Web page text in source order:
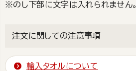
※のし下部に文字は入れられません。
注文に関しての注意事項
輸入タオルについて